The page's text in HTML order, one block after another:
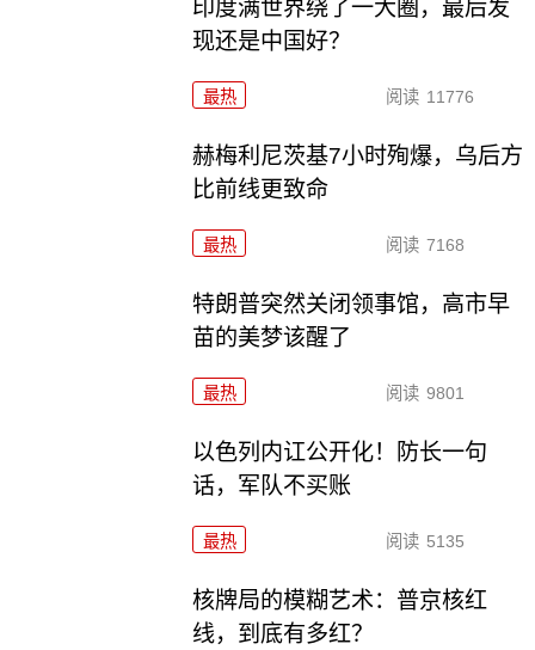
印度满世界绕了一大圈，最后发
现还是中国好？
最热 阅读 11776
赫梅利尼茨基7小时殉爆，乌后方
比前线更致命
最热 阅读 7168
特朗普突然关闭领事馆，高市早
苗的美梦该醒了
最热 阅读 9801
以色列内讧公开化！防长一句
话，军队不买账
最热 阅读 5135
核牌局的模糊艺术：普京核红
线，到底有多红？